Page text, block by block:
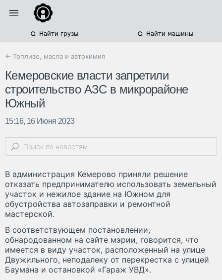
Найти грузы Найти машины
← Топливо, масла и автохимия
Кемеровские власти запретили
строительство АЗС в микрорайоне
Южный
15:16, 16 Июня 2023
В администрация Кемерово приняли решение
отказать предпринимателю использовать земельный
участок и нежилое здание на Южном для
обустройства автозаправки и ремонтной
мастерской.
В соответствующем постановлении,
обнародованном на сайте мэрии, говорится, что
имеется в виду участок, расположенный на улице
Двужильного, неподалеку от перекрестка с улицей
Баумана и остановкой «Гараж УВД».